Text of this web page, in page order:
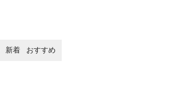
新着 おすすめ